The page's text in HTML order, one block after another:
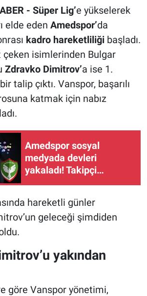
- Süper Lig’e yükselerek
elde eden Amedspor’da
kadro hareketliliği başladı.
çeken isimlerinden Bulgar
Zdravko Dimitrov’a ise 1.
talip çıktı. Vanspor, başarılı
katmak için nabız
Amedspor sosyal
medyada devleri
yakaladı! Takipçi
artışında Türkiye'nin
hareketli günler
geleceği şimdiden
yakından
göre Vanspor yönetimi,